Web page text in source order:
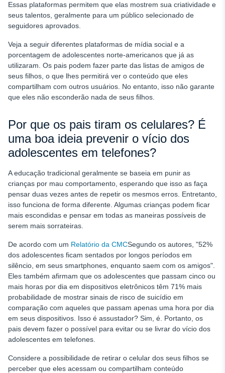
Essas plataformas permitem que elas mostrem sua criatividade e
seus talentos, geralmente para um público selecionado de
seguidores aprovados.
Veja a seguir diferentes plataformas de mídia social e a
porcentagem de adolescentes norte-americanos que já as
utilizaram. Os pais podem fazer parte das listas de amigos de
seus filhos, o que lhes permitirá ver o conteúdo que eles
compartilham com outros usuários. No entanto, isso não garante
que eles não esconderão nada de seus filhos.
Por que os pais tiram os celulares? É
uma boa ideia prevenir o vício dos
adolescentes em telefones?
A educação tradicional geralmente se baseia em punir as
crianças por mau comportamento, esperando que isso as faça
pensar duas vezes antes de repetir os mesmos erros. Entretanto,
isso funciona de forma diferente. Algumas crianças podem ficar
mais escondidas e pensar em todas as maneiras possíveis de
serem mais sorrateiras.
De acordo com um Relatório da CMCSegundo os autores, "52%
dos adolescentes ficam sentados por longos períodos em
silêncio, em seus smartphones, enquanto saem com os amigos".
Eles também afirmam que os adolescentes que passam cinco ou
mais horas por dia em dispositivos eletrônicos têm 71% mais
probabilidade de mostrar sinais de risco de suicídio em
comparação com aqueles que passam apenas uma hora por dia
em seus dispositivos. Isso é assustador? Sim, é. Portanto, os
pais devem fazer o possível para evitar ou se livrar do vício dos
adolescentes em telefones.
Considere a possibilidade de retirar o celular dos seus filhos se
perceber que eles acessam ou compartilham conteúdo